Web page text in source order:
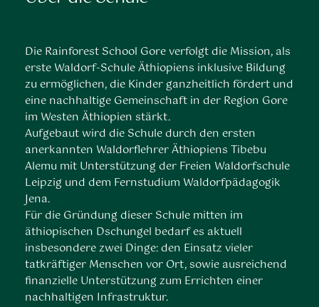
Die Rainforest School Gore verfolgt die Mission, als
erste Waldorf-Schule Äthiopiens inklusive Bildung
zu ermöglichen, die Kinder ganzheitlich fördert und
eine nachhaltige Gemeinschaft in der Region Gore
im Westen Äthiopien stärkt.
Aufgebaut wird die Schule durch den ersten
anerkannten Waldorflehrer Äthiopiens Tibebu
Alemu mit Unterstützung der Freien Waldorfschule
Leipzig und dem Fernstudium Waldorfpädagogik
Jena.
Für die Gründung dieser Schule mitten im
äthiopischen Dschungel bedarf es aktuell
insbesondere zwei Dinge: den Einsatz vieler
tatkräftiger Menschen vor Ort, sowie ausreichend
finanzielle Unterstützung zum Errichten einer
nachhaltigen Infrastruktur.